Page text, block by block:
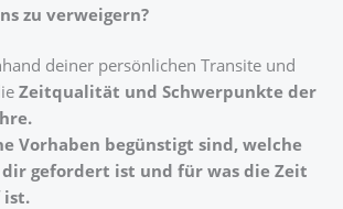
zu verweigern?
deiner persönlichen Transite und
Zeitqualität und Schwerpunkte der
Vorhaben begünstigt sind, welche
gefordert ist und für was die Zeit
ist.